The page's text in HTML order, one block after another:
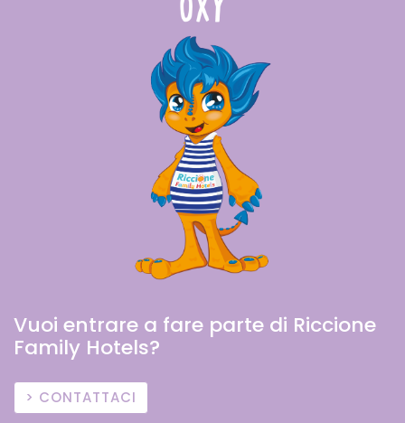
Vuoi entrare a fare parte di Riccione
Family Hotels?
CONTATTACI